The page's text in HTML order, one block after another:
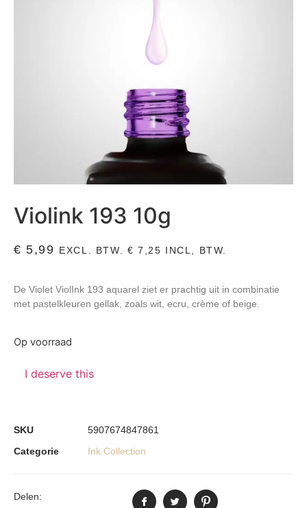
Violink 193 10g
€ 5,99 EXCL. BTW. € 7,25 INCL, BTW.
De Violet ViolInk 193 aquarel ziet er prachtig uit in combinatie
met pastelkleuren gellak, zoals wit, ecru, crème of beige.
Op voorraad
I deserve this
SKU
5907674847861
Categorie
Ink Collection
Delen: